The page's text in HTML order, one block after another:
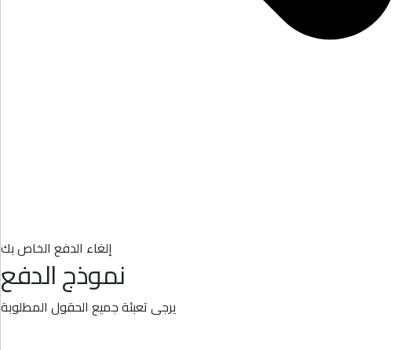
إلغاء الدفع الخاص بك
نموذج الدفع
يرجى تعبئة جميع الحقول المطلوبة